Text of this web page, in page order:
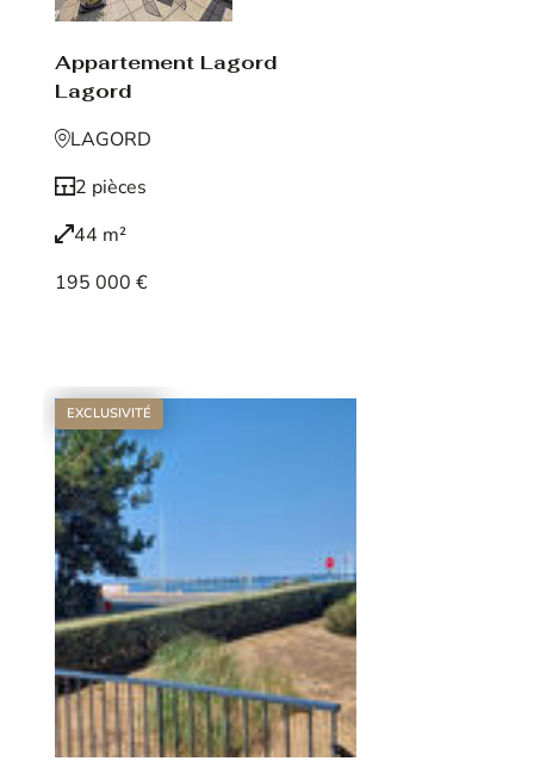
Appartement Lagord
Lagord
LAGORD
2 pièces
44 m²
195 000 €
EXCLUSIVITÉ